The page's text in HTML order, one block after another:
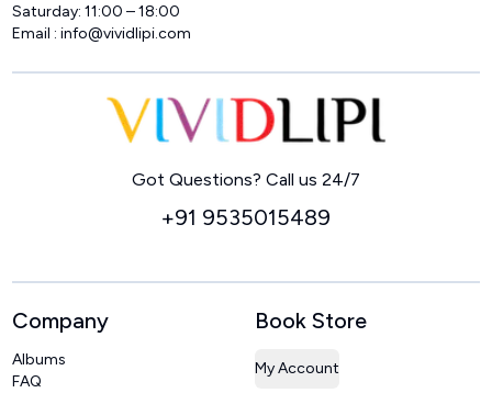
Saturday: 11:00 – 18:00
Email :info@vividlipi.com
Got Questions? Call us 24/7
+91 9535015489
Company
Albums
FAQ
Book Store
My Account